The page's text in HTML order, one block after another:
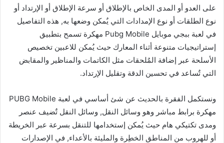
على العدو أو المدى الخاص بالإطلاق أو سرعة الإطلاق أو الإرتداد أو
نوع الطلقات أو نوع الإمدادات التي يٌمكن وضعها به, هذه التفاصيل
في لعبة ببجي موبايل Pubg Mobile مهكرة تسمح بتطبيق
إستراتيجيات متنوعة أثناء المعارك حيث يُمكن للاعبين تخصيص
الأسلحة عبر إضافة المٌلحقات مثل الكاتمات والمناظير والمقابض
التي تٌساعد في تحسين الدقة وتقليل الإرتداد.
ونستكمل الفقرة بالحديث عن شئ أساسي في لعبة PUBG Mobile
مهكرة برابط مباشر وهو وسائل النقل, وسائل النقل تٌضيف عنصر
ومدى تكتيكي هام حيث يُمكن إستخدامها للتنقل بسرعة عبر الخريطة
أو للهروب من المناطق الخطِرة والمليئة بالأعداء, في الإصدارات